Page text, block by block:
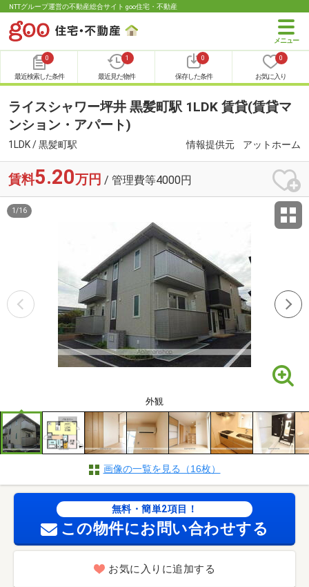
NTTグループ運営の不動産総合サイト goo住宅・不動産
0
最近検索した条件
1
最近見た物件
0
保存した条件
0
お気に入り
ライスシャワー坪井 黒髪町駅 1LDK 賃貸(賃貸マ
ンション・アパート)
1LDK / 黒髪町駅 情報提供元 アットホーム
賃料5.20万円 / 管理費等4000円
外観
1 /16
画像の一覧を見る（16枚）
無料・簡単2項目！
この物件にお問い合わせする
お気に入りに追加する